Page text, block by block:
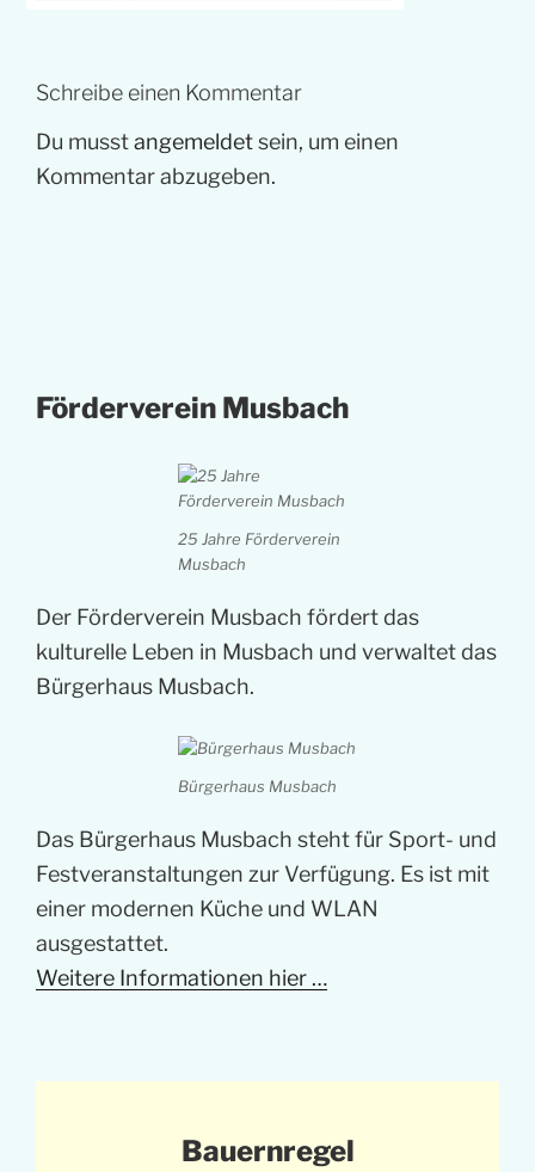
Schreibe einen Kommentar
Du musstangemeldetsein, um einen
Kommentar abzugeben.
Förderverein Musbach
25 Jahre Förderverein
Musbach
Der Förderverein Musbach fördert das
kulturelle Leben in Musbach und verwaltet das
Bürgerhaus Musbach.
Bürgerhaus Musbach
Das Bürgerhaus Musbach steht für Sport- und
Festveranstaltungen zur Verfügung. Es ist mit
einer modernen Küche und WLAN
ausgestattet.
Weitere Informationen hier …
Bauernregel